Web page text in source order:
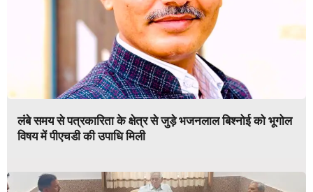
लंबे समय से पत्रकारिता के क्षेत्र से जुड़े भजनलाल बिश्नोई को भूगोल
विषय में पीएचडी की उपाधि मिली